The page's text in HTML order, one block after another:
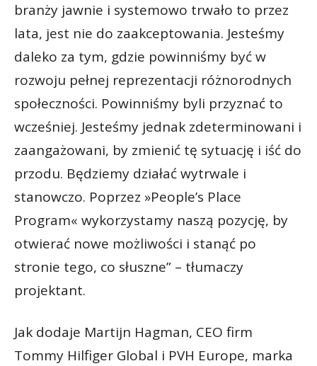
branży jawnie i systemowo trwało to przez
lata, jest nie do zaakceptowania. Jesteśmy
daleko za tym, gdzie powinniśmy być w
rozwoju pełnej reprezentacji różnorodnych
społeczności. Powinniśmy byli przyznać to
wcześniej. Jesteśmy jednak zdeterminowani i
zaangażowani, by zmienić tę sytuację i iść do
przodu. Będziemy działać wytrwale i
stanowczo. Poprzez »People’s Place
Program« wykorzystamy naszą pozycję, by
otwierać nowe możliwości i stanąć po
stronie tego, co słuszne” – tłumaczy
projektant.
Jak dodaje Martijn Hagman, CEO firm
Tommy Hilfiger Global i PVH Europe, marka